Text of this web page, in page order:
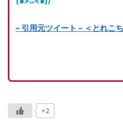
– 引用元ツイート – ＜とれこ
+2